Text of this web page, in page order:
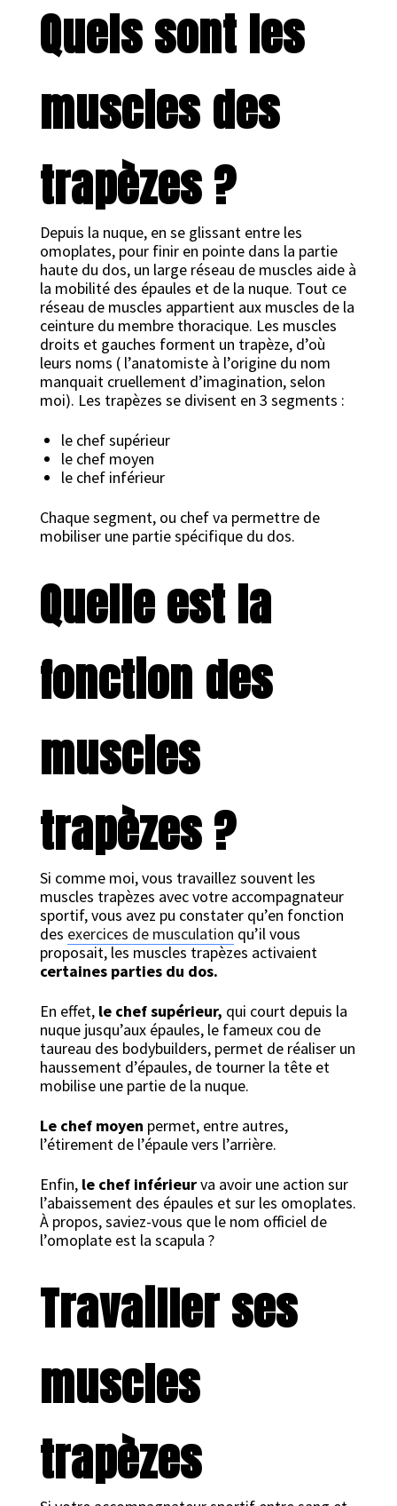
Quels sont les
muscles des
trapèzes ?
Depuis la nuque, en se glissant entre les
omoplates, pour finir en pointe dans la partie
haute du dos, un large réseau de muscles aide à
la mobilité des épaules et de la nuque. Tout ce
réseau de muscles appartient aux muscles de la
ceinture du membre thoracique. Les muscles
droits et gauches forment un trapèze, d’où
leurs noms ( l’anatomiste à l’origine du nom
manquait cruellement d’imagination, selon
moi). Les trapèzes se divisent en 3 segments :
le chef supérieur
le chef moyen
le chef inférieur
Chaque segment, ou chef va permettre de
mobiliser une partie spécifique du dos.
Quelle est la
fonction des
muscles
trapèzes ?
Si comme moi, vous travaillez souvent les
muscles trapèzes avec votre accompagnateur
sportif, vous avez pu constater qu’en fonction
des exercices de musculation qu’il vous
proposait, les muscles trapèzes activaient
certaines parties du dos.
En effet, le chef supérieur, qui court depuis la
nuque jusqu’aux épaules, le fameux cou de
taureau des bodybuilders, permet de réaliser un
haussement d’épaules, de tourner la tête et
mobilise une partie de la nuque.
Le chef moyen permet, entre autres,
l’étirement de l’épaule vers l’arrière.
Enfin, le chef inférieurva avoir une action sur
l’abaissement des épaules et sur les omoplates.
À propos, saviez-vous que le nom officiel de
l’omoplate est la scapula ?
Travailler ses
muscles
trapèzes